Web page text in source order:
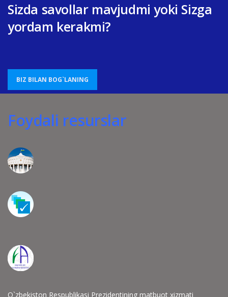
Sizda savollar mavjudmi yoki Sizga
yordam kerakmi?
BIZ BILAN BOG`LANING
Foydali resurslar
O`zbekiston Respublikasi Prezidentining matbuot xizmati